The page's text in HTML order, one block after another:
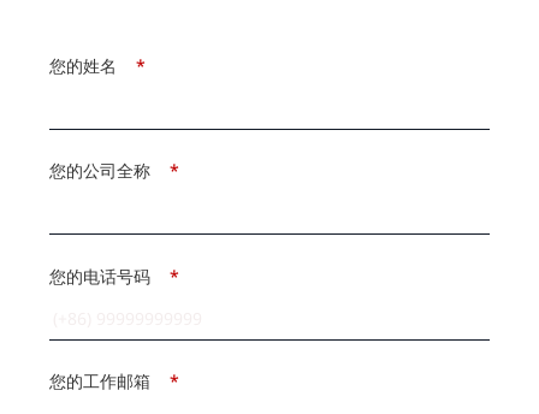
*
您的姓名
*
您的公司全称
*
您的电话号码
*
您的工作邮箱